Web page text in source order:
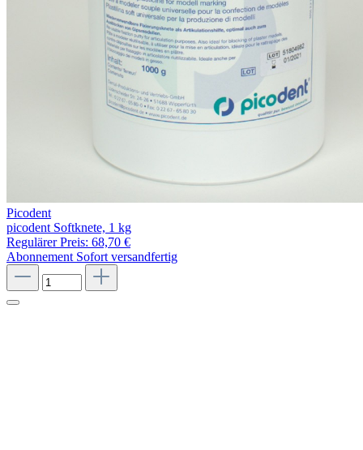
Picodent
picodent Softknete, 1 kg
Regulärer Preis: 68,70 €
Abonnement Sofort versandfertig